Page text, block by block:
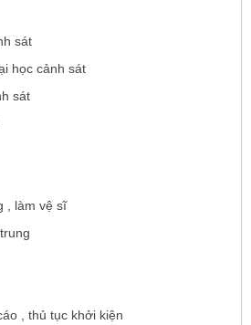
sát
học cảnh sát
sát
, làm vệ sĩ
, thủ tục khởi kiện